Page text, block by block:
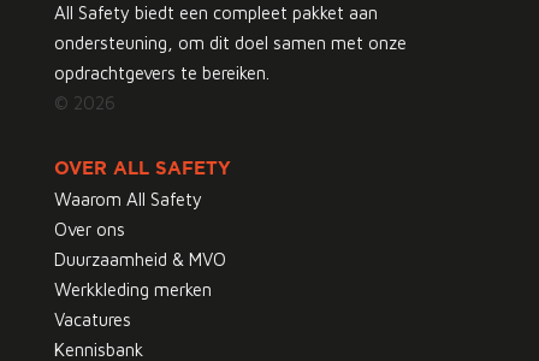
All Safety biedt een compleet pakket aan
ondersteuning, om dit doel samen met onze
opdrachtgevers te bereiken.
© 2026
OVER ALL SAFETY
Waarom All Safety
Over ons
Duurzaamheid & MVO
Werkkleding merken
Vacatures
Kennisbank